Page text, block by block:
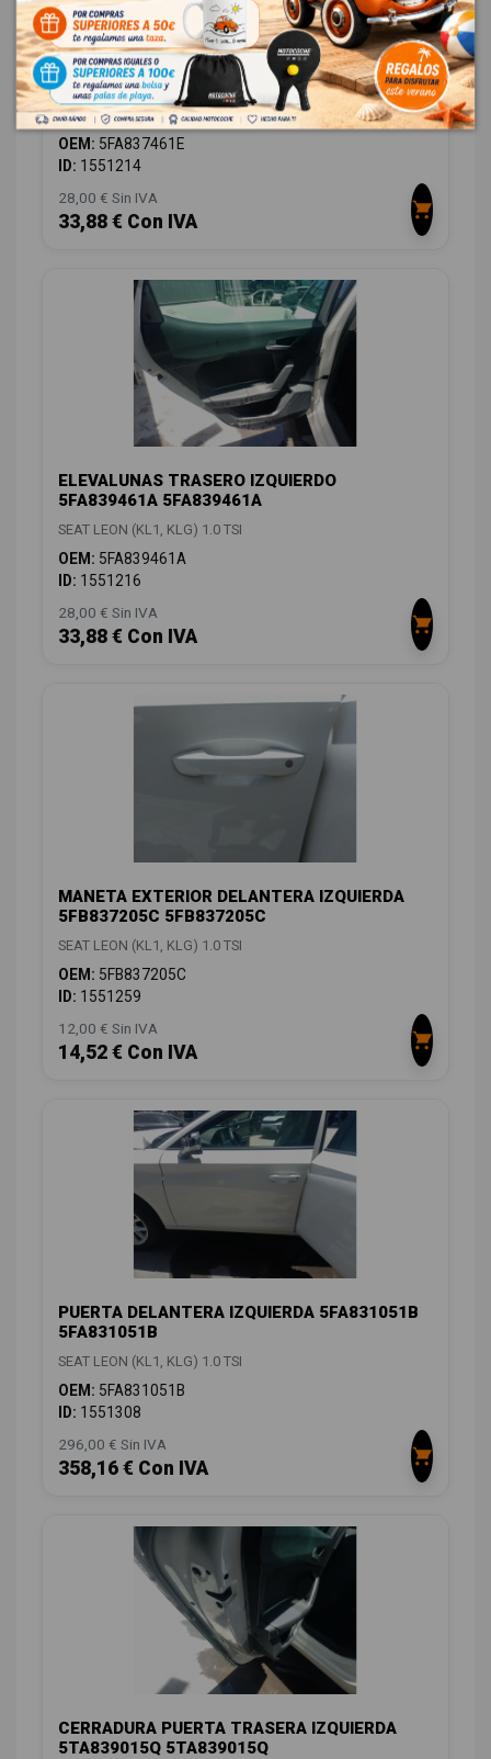
ELEVALUNAS DELANTERO IZQUIERDO
5FA837461E 5FA837461E
SEAT LEON (KL1, KLG) 1.0 TSI
OEM: 5FA837461E
ID: 1551214
28,00 € Sin IVA
33,88 € Con IVA
ELEVALUNAS TRASERO IZQUIERDO
5FA839461A 5FA839461A
SEAT LEON (KL1, KLG) 1.0 TSI
OEM: 5FA839461A
ID: 1551216
28,00 € Sin IVA
33,88 € Con IVA
MANETA EXTERIOR DELANTERA IZQUIERDA
5FB837205C 5FB837205C
SEAT LEON (KL1, KLG) 1.0 TSI
OEM: 5FB837205C
ID: 1551259
12,00 € Sin IVA
14,52 € Con IVA
PUERTA DELANTERA IZQUIERDA 5FA831051B
5FA831051B
SEAT LEON (KL1, KLG) 1.0 TSI
OEM: 5FA831051B
ID: 1551308
296,00 € Sin IVA
358,16 € Con IVA
CERRADURA PUERTA TRASERA IZQUIERDA
5TA839015Q 5TA839015Q